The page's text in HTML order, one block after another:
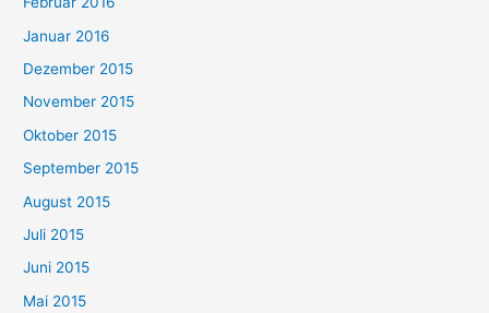
Januar 2016
Dezember 2015
November 2015
Oktober 2015
September 2015
August 2015
Juli 2015
Juni 2015
Mai 2015